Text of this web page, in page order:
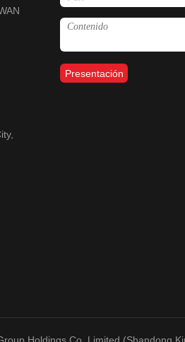
Presentación